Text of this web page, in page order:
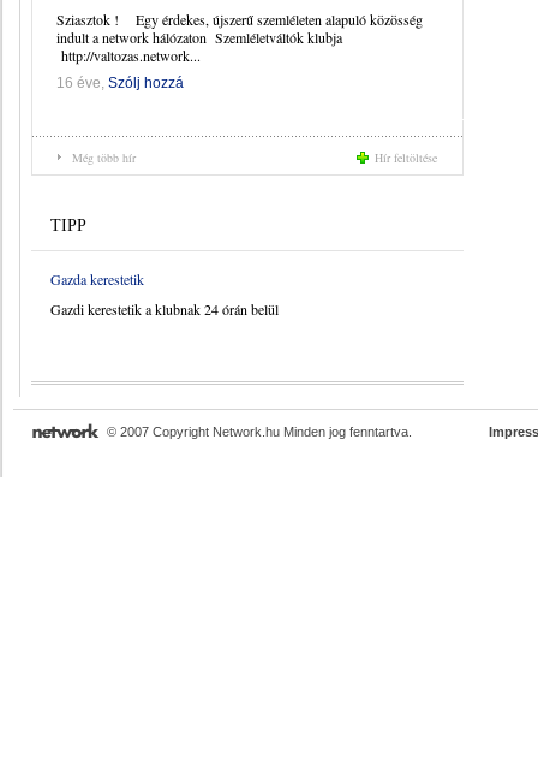
Sziasztok ! Egy érdekes, újszerű szemléleten alapuló közösség
indult a network hálózaton Szemléletváltók klubja
http://valtozas.network...
16 éve, Szólj hozzá
Még több hír Hír feltöltése
TIPP
Gazda kerestetik
Gazdi kerestetik a klubnak 24 órán belül
© 2007 Copyright Network.hu Minden jog fenntartva.